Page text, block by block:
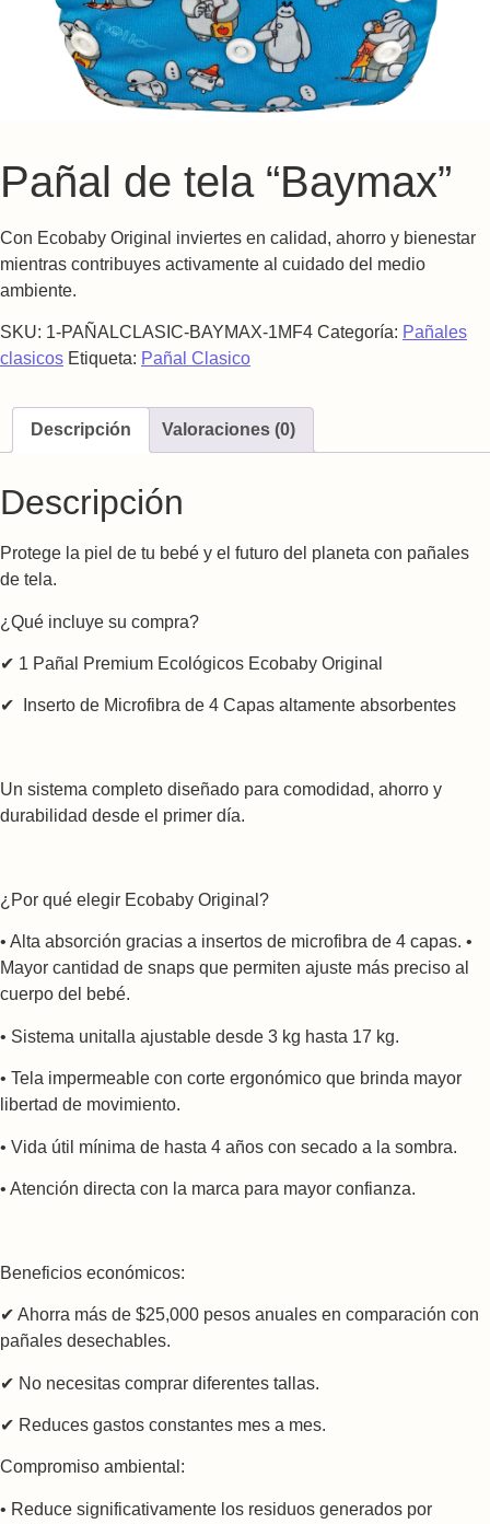
Pañal de tela “Baymax”
Con Ecobaby Original inviertes en calidad, ahorro y bienestar
mientras contribuyes activamente al cuidado del medio
ambiente.
SKU: 1-PAÑALCLASIC-BAYMAX-1MF4 Categoría: Pañales
clasicos Etiqueta: Pañal Clasico
Descripción Valoraciones (0)
Descripción
Protege la piel de tu bebé y el futuro del planeta con pañales
de tela.
¿Qué incluye su compra?
✔ 1 Pañal Premium Ecológicos Ecobaby Original
✔ Inserto de Microfibra de 4 Capas altamente absorbentes
Un sistema completo diseñado para comodidad, ahorro y
durabilidad desde el primer día.
¿Por qué elegir Ecobaby Original?
• Alta absorción gracias a insertos de microfibra de 4 capas. •
Mayor cantidad de snaps que permiten ajuste más preciso al
cuerpo del bebé.
• Sistema unitalla ajustable desde 3 kg hasta 17 kg.
• Tela impermeable con corte ergonómico que brinda mayor
libertad de movimiento.
• Vida útil mínima de hasta 4 años con secado a la sombra.
• Atención directa con la marca para mayor confianza.
Beneficios económicos:
✔ Ahorra más de $25,000 pesos anuales en comparación con
pañales desechables.
✔ No necesitas comprar diferentes tallas.
✔ Reduces gastos constantes mes a mes.
Compromiso ambiental:
• Reduce significativamente los residuos generados por